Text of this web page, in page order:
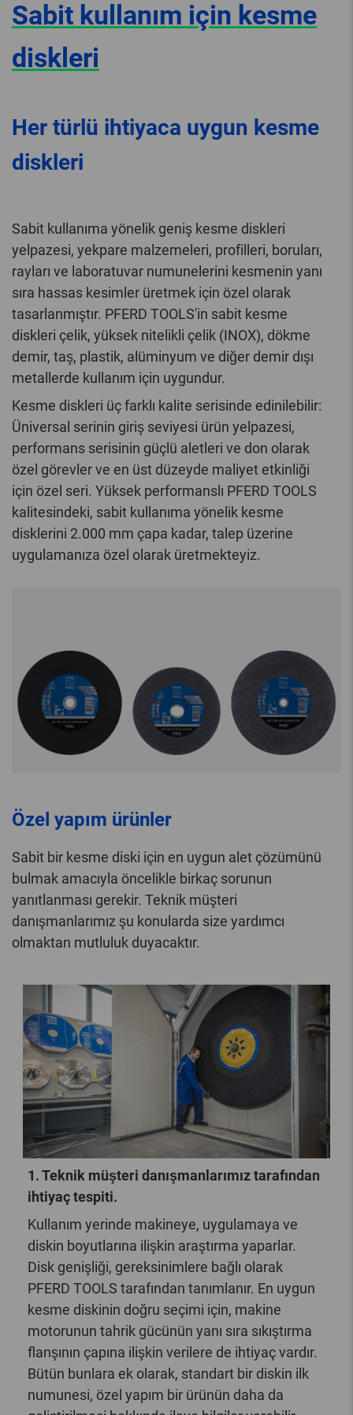
Sabit kullanım için kesme
diskleri
Her türlü ihtiyaca uygun kesme
diskleri
Sabit kullanıma yönelik geniş kesme diskleri
yelpazesi, yekpare malzemeleri, profilleri, boruları,
rayları ve laboratuvar numunelerini kesmenin yanı
sıra hassas kesimler üretmek için özel olarak
tasarlanmıştır. PFERD TOOLS'in sabit kesme
diskleri çelik, yüksek nitelikli çelik (INOX), dökme
demir, taş, plastik, alüminyum ve diğer demir dışı
metallerde kullanım için uygundur.
Kesme diskleri üç farklı kalite serisinde edinilebilir:
Üniversal serinin giriş seviyesi ürün yelpazesi,
performans serisinin güçlü aletleri ve don olarak
özel görevler ve en üst düzeyde maliyet etkinliği
için özel seri. Yüksek performanslı PFERD TOOLS
kalitesindeki, sabit kullanıma yönelik kesme
disklerini 2.000 mm çapa kadar, talep üzerine
uygulamanıza özel olarak üretmekteyiz.
Özel yapım ürünler
Sabit bir kesme diski için en uygun alet çözümünü
bulmak amacıyla öncelikle birkaç sorunun
yanıtlanması gerekir. Teknik müşteri
danışmanlarımız şu konularda size yardımcı
olmaktan mutluluk duyacaktır.
1. Teknik müşteri danışmanlarımız tarafından
ihtiyaç tespiti.
Kullanım yerinde makineye, uygulamaya ve
diskin boyutlarına ilişkin araştırma yaparlar.
Disk genişliği, gereksinimlere bağlı olarak
PFERD TOOLS tarafından tanımlanır. En uygun
kesme diskinin doğru seçimi için, makine
motorunun tahrik gücünün yanı sıra sıkıştırma
flanşının çapına ilişkin verilere de ihtiyaç vardır.
Bütün bunlara ek olarak, standart bir diskin ilk ​​
numunesi, özel yapım bir ürünün daha da